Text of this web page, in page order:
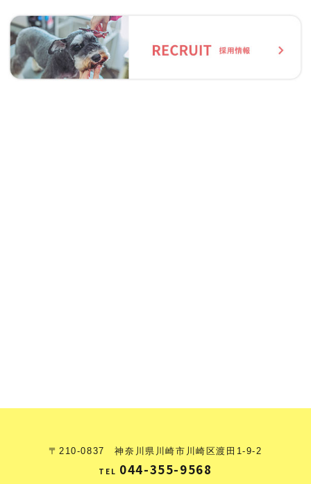
〒210-0837 神奈川県川崎市川崎区渡田1-9-2
TEL 044-355-9568